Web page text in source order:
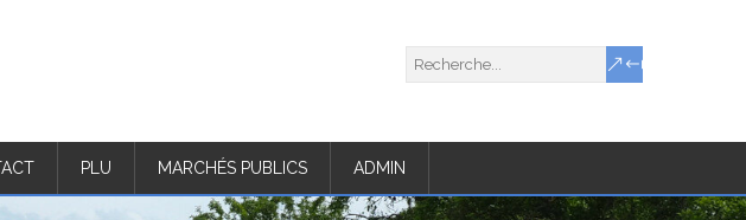
PLU MARCHÉS PUBLICS ADMIN